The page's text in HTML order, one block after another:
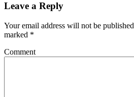
Leave a Reply
Your email address will not be
marked *
Comment